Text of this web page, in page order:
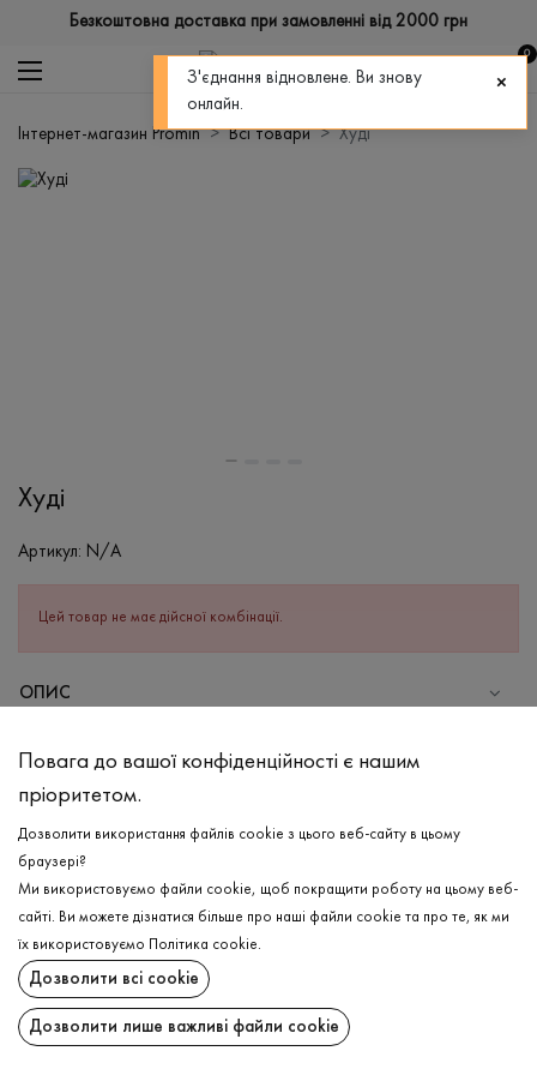
Безкоштовна доставка при замовленні від 2000 грн
0
Інтернет-магазин Promin Всі товари Худі
Худі
Артикул: N/A
Цей товар не має дійсної комбінації.
ОПИС
Бавовна - 100%
ДОСТАВКА
ПОВЕРНЕННЯ
Поширити:
Повага до вашої конфіденційності є нашим
пріоритетом.
Дозволити використання файлів cookie з цього веб-сайту в цьому
браузері?
Ми використовуємо файли cookie, щоб покращити роботу на цьому веб-
сайті. Ви можете дізнатися більше про наші файли cookie та про те, як ми
їх використовуємо
Політика cookie.
Дозволити всі cookie
Дозволити лише важливі файли cookie
З'єднання відновлене. Ви знову
онлайн.